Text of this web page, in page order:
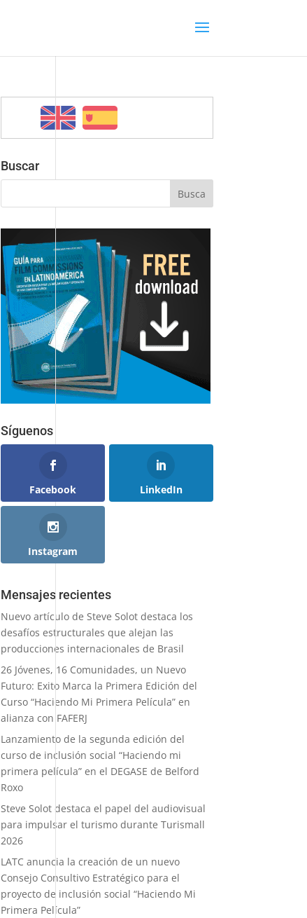
Buscar
Síguenos
Facebook LinkedIn
Instagram
Mensajes recientes
Nuevo artículo de Steve Solot destaca los
desafíos estructurales que alejan las
producciones internacionales de Brasil
26 Jóvenes, 16 Comunidades, un Nuevo
Futuro: Exito Marca la Primera Edición del
Curso “Haciendo Mi Primera Película” en
alianza con FAFERJ
Lanzamiento de la segunda edición del
curso de inclusión social “Haciendo mi
primera película” en el DEGASE de Belford
Roxo
Steve Solot destaca el papel del audiovisual
para impulsar el turismo durante Turismall
2026
LATC anuncia la creación de un nuevo
Consejo Consultivo Estratégico para el
proyecto de inclusión social “Haciendo Mi
Primera Película”